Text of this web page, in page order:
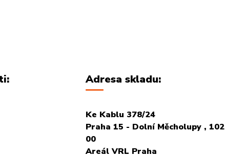
Adresa skladu:
Ke Kablu 378/24
Praha 15 - Dolní Měcholupy , 102
00
Areál VRL Praha